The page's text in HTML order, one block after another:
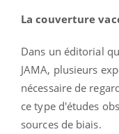
La couverture
Dans un éditorial
JAMA, plusieurs
nécessaire de
ce type d'études
sources de biais.